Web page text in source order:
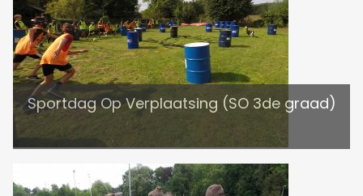
Sportdag Op Verplaatsing (SO 3de graad)